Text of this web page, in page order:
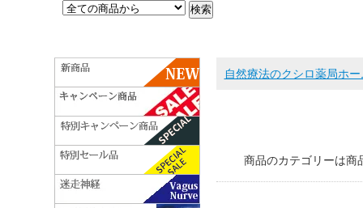
自然療法のクシロ薬局ホー
商品のカテゴリーは商